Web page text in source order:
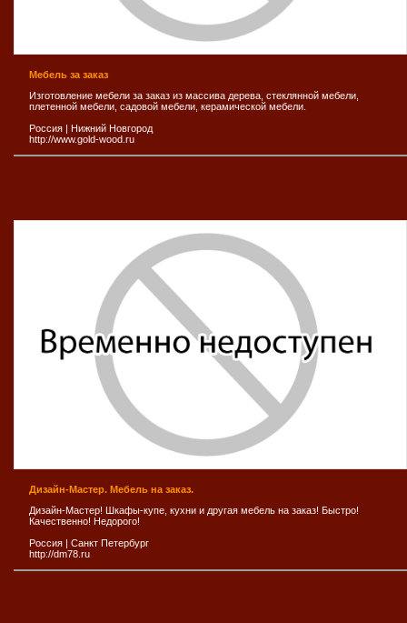
Мебель за заказ
Изготовление мебели за заказ из массива дерева, стеклянной мебели,
плетенной мебели, садовой мебели, керамической мебели.
Россия
Нижний Новгород
http://www.gold-wood.ru
Дизайн-Мастер. Мебель на заказ.
Дизайн-Мастер! Шкафы-купе, кухни и другая мебель на заказ! Быстро!
Качественно! Недорого!
Россия
Санкт Петербург
http://dm78.ru